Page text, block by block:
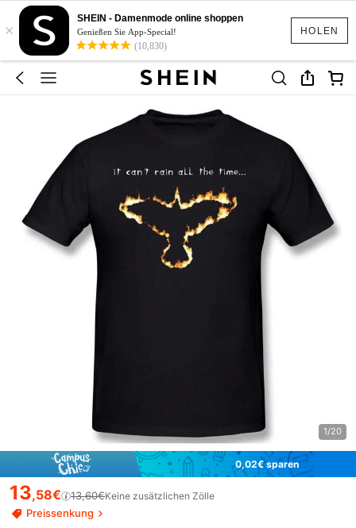
HOLEN
×
SHEIN - Damenmode online shoppen
Genießen Sie App-Special!
(10,830)
1/20
0,02€ sparen
13,58€ 13,60€Keine zusätzlichen Zölle
Preissenkung